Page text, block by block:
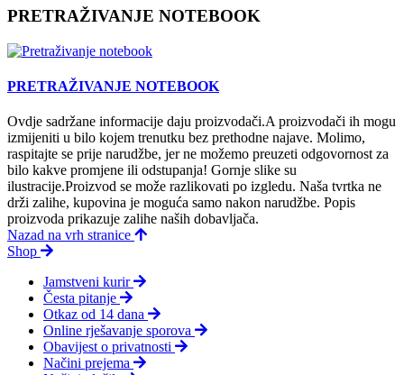
PRETRAŽIVANJE NOTEBOOK
PRETRAŽIVANJE NOTEBOOK
Ovdje sadržane informacije daju proizvodači.A proizvodači ih mogu
izmijeniti u bilo kojem trenutku bez prethodne najave. Molimo,
raspitajte se prije narudžbe, jer ne možemo preuzeti odgovornost za
bilo kakve promjene ili odstupanja! Gornje slike su
ilustracije.Proizvod se može razlikovati po izgledu. Naša tvrtka ne
drži zalihe, kupovina je moguća samo nakon narudžbe. Popis
proizvoda prikazuje zalihe naših dobavljača.
Nazad na vrh stranice
Shop
Jamstveni kurir
Česta pitanje
Otkaz od 14 dana
Online rješavanje sporova
Obavijest o privatnosti
Načini prejema